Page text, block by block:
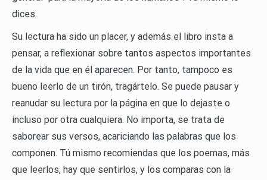
dices.
Su lectura ha sido un placer, y además el libro insta a
pensar, a reflexionar sobre tantos aspectos importantes
de la vida que en él aparecen. Por tanto, tampoco es
bueno leerlo de un tirón, tragártelo. Se puede pausar y
reanudar su lectura por la página en que lo dejaste o
incluso por otra cualquiera. No importa, se trata de
saborear sus versos, acariciando las palabras que los
componen. Tú mismo recomiendas que los poemas, más
que leerlos, hay que sentirlos, y los comparas con la